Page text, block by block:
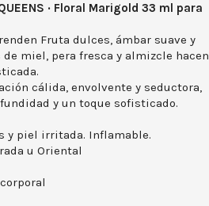
· Floral Marigold 33 ml para
Fruta dulces, ámbar suave y
miel, pera fresca y almizcle hacen
cálida, envolvente y seductora,
y un toque sofisticado.
y piel irritada. Inflamable.
u Oriental